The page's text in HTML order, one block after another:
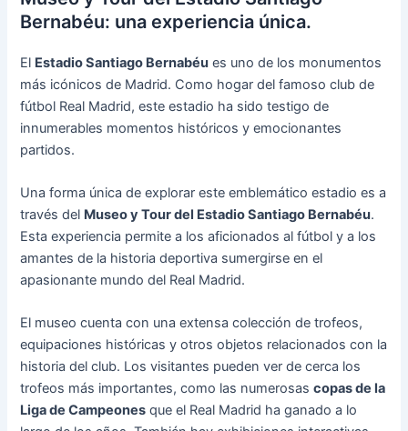
Bernabéu: una experiencia única.
El Estadio Santiago Bernabéu es uno de los monumentos
más icónicos de Madrid. Como hogar del famoso club de
fútbol Real Madrid, este estadio ha sido testigo de
innumerables momentos históricos y emocionantes
partidos.
Una forma única de explorar este emblemático estadio es a
través del Museo y Tour del Estadio Santiago Bernabéu.
Esta experiencia permite a los aficionados al fútbol y a los
amantes de la historia deportiva sumergirse en el
apasionante mundo del Real Madrid.
El museo cuenta con una extensa colección de trofeos,
equipaciones históricas y otros objetos relacionados con la
historia del club. Los visitantes pueden ver de cerca los
trofeos más importantes, como las numerosascopas de la
Liga de Campeones que el Real Madrid ha ganado a lo